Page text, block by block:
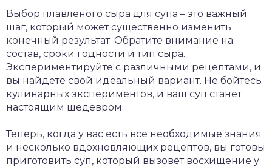
Выбор плавленого сыра для супа – это важный
шаг, который может существенно изменить
конечный результат. Обратите внимание на
состав, сроки годности и тип сыра.
Экспериментируйте с различными рецептами, и
вы найдете свой идеальный вариант. Не бойтесь
кулинарных экспериментов, и ваш суп станет
настоящим шедевром.
Теперь, когда у вас есть все необходимые знания
и несколько вдохновляющих рецептов, вы готовы
приготовить суп, который вызовет восхищение у